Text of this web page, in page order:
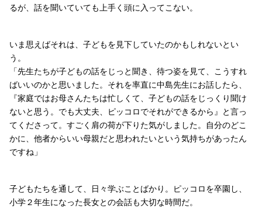
るが、話を聞いていても上手く頭に入ってこない。
いま思えばそれは、子どもを見下していたのかもしれないとい
う。
「先生たちが子どもの話をじっと聞き、待つ姿を見て、こうすれ
ばいいのかと思いました。それを率直に中島先生にお話したら、
『家庭ではお母さんたちは忙しくて、子どもの話をじっくり聞け
ないと思う。でも大丈夫、ピッコロでそれができるから』と言っ
てくださって。すごく肩の荷が下りた気がしました。自分のどこ
かに、他者からいい母親だと思われたいという気持ちがあったん
ですね」
子どもたちを通して、日々学ぶことばかり。ピッコロを卒園し、
小学２年生になった長女との会話も大切な時間だ。